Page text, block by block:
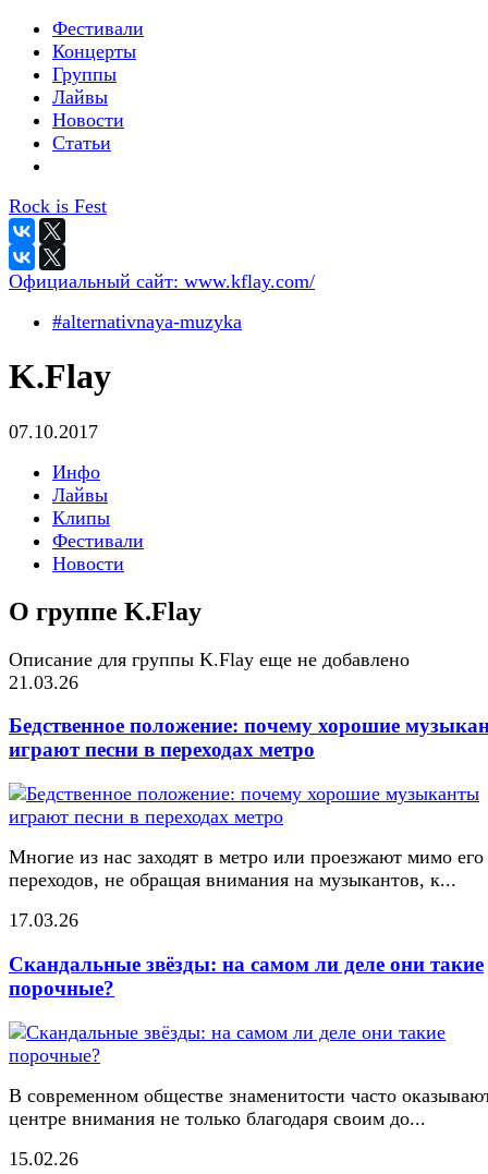
Фестивали
Концерты
Группы
Лайвы
Новости
Статьи
Rock is Fest
Официальный сайт: www.kflay.com/
#alternativnaya-muzyka
K.Flay
07.10.2017
Инфо
Лайвы
Клипы
Фестивали
Новости
О группе K.Flay
Описание для группы K.Flay еще не добавлено
21.03.26
Бедственное положение: почему хорошие
играют песни в переходах метро
Многие из нас заходят в метро или проезжают мимо его
переходов, не обращая внимания на музыкантов, к...
17.03.26
Скандальные звёзды: на самом ли деле они такие
порочные?
В современном обществе знаменитости часто
центре внимания не только благодаря своим до...
15.02.26